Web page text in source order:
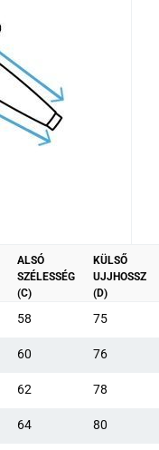
ALSÓ
SZÉLESSÉG
(C)
KÜLSŐ
UJJHOSSZ
(D)
58 75
60 76
62 78
64 80